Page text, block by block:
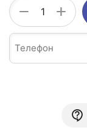
+
−